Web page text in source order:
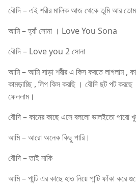
বৌদি – এই শরীর মালিক আজ থেকে তুমি আর
আমি – হ্যাঁ সোনা । Love You Sona
বৌদি – Love you 2 সোনা
আমি – আমি সাড়া শরীর এ কিস করতে লাগলাম ,
কামড়াচ্ছি , লিপ কিস করছি । বৌদি ছট পট
ফেললাম।
বৌদি – কানের কাছে এসে বললো ভালইতো পারো
আমি – আরো অনেক কিছু পারি।
বৌদি – তাই নাকি
আমি – পান্টি এর কাছে হাত নিয়ে পান্টি ফাঁকা করে